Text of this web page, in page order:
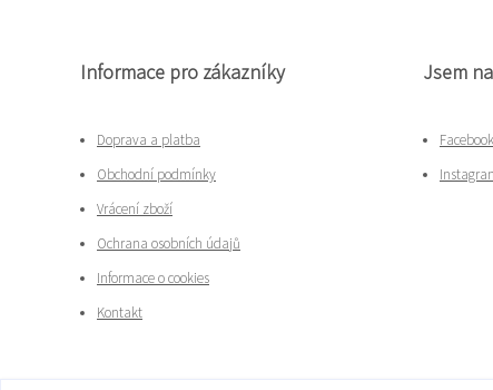
Informace pro zákazníky
Doprava a platba
Obchodní podmínky
Vrácení zboží
Ochrana osobních údajů
Informace o cookies
Kontakt
Jsem
Facebook